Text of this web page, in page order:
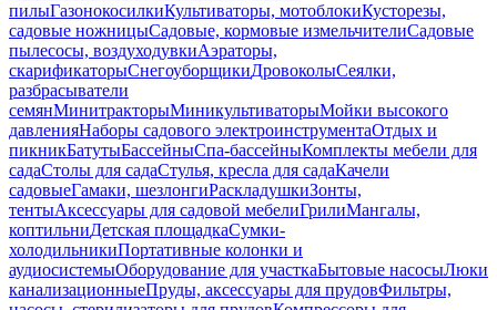
пилыГазонокосилкиКультиваторы, мотоблокиКусторезы,
садовые ножницыСадовые, кормовые измельчителиСадовые
пылесосы, воздуходувкиАэраторы,
скарификаторыСнегоуборщикиДровоколыСеялки,
разбрасыватели
семянМинитракторыМиникультиваторыМойки высокого
давленияНаборы садового электроинструментаОтдых и
пикникБатутыБассейныСпа-бассейныКомплекты мебели для
садаСтолы для садаСтулья, кресла для садаКачели
садовыеГамаки, шезлонгиРаскладушкиЗонты,
тентыАксессуары для садовой мебелиГрилиМангалы,
коптильниДетская площадкаСумки-
холодильникиПортативные колонки и
аудиосистемыОборудование для участкаБытовые насосыЛюки
канализационныеПруды, аксессуары для прудовФильтры,